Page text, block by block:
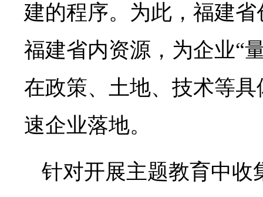
建的程序。为此，福建
福建省内资源，为企业“
在政策、土地、技术等
速企业落地。
针对开展主题教育中收